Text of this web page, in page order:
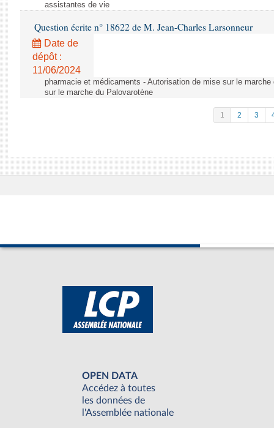
assistantes de vie
Question écrite n° 18622 de M. Jean-Charles Larsonneur
Date de
dépôt :
11/06/2024
pharmacie et médicaments - Autorisation de mise sur le
sur le marche du Palovarotène
1 2 3
OPEN DATA
Accédez à toutes
les données de
l'Assemblée nationale